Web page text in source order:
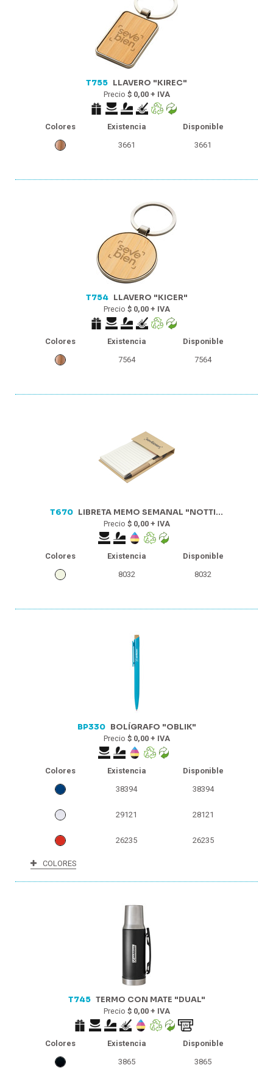
T755 LLAVERO "KIREC"
Precio $ 0,00 + IVA
Colores Existencia
Disponible
3661
3661
T754 LLAVERO "KICER"
Precio $ 0,00 + IVA
Colores Existencia
Disponible
7564
7564
T670 LIBRETA MEMO SEMANAL "NOTTI...
Precio $ 0,00 + IVA
Colores Existencia
Disponible
8032
8032
BP330 BOLÍGRAFO "OBLIK"
Precio $ 0,00 + IVA
Colores Existencia
Disponible
38394
38394
29121 28121
26235 26235
14626
6086
COLORES
T745 TERMO CON MATE "DUAL"
Precio $ 0,00 + IVA
Colores Existencia
Disponible
3865
3865